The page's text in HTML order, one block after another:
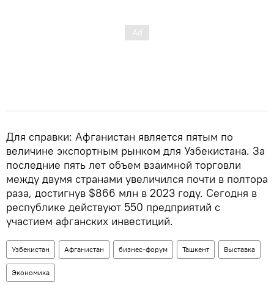
Для справки: Афганистан является пятым по
величине экспортным рынком для Узбекистана. За
последние пять лет объем взаимной торговли
между двумя странами увеличился почти в полтора
раза, достигнув $866 млн в 2023 году. Сегодня в
республике действуют 550 предприятий с
участием афганских инвестиций.
Узбекистан Афганистан бизнес-форум Ташкент Выставка
Экономика